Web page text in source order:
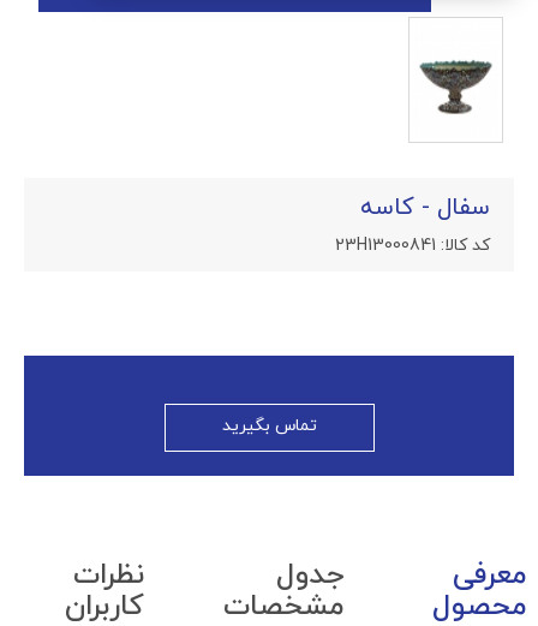
سفال - کاسه
کد کالا: 23H13000841
تماس بگیرید
معرفی
محصول
جدول
مشخصات
نظرات
کاربران